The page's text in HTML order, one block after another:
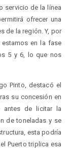
servicio de la línea
ofrecer una
de la región. Y, por
en la fase
5 y 6, lo que nos
Pinto, destacó el
su concesión en
antes de licitar la
de toneladas y se
esta podría
Puerto triplica esa